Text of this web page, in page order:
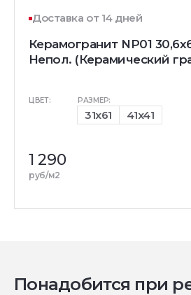
Доставка от 14 дней
Керамогранит NP01
Непол. (Керамический
ЦВЕТ: РАЗМЕР:
31x61 41x41
1 290
руб/м2
Понадобится при